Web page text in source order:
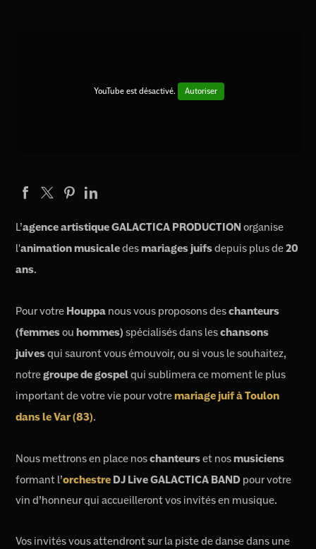
YouTube est désactivé. Autoriser
L’agence artistique GALACTICA PRODUCTION organise
l'animation musicaledesmariages juifsdepuis plus de20
ans.
Pour votre Houppa nous vous proposons deschanteurs
(femmesouhommes) spécialisés dans leschansons
juivesqui sauront vous émouvoir, ou si vous le souhaitez,
notregroupe de gospelqui sublimera ce moment le plus
important de votre vie pour votremariage juif à Toulon
dans le Var (83).
Nous mettrons en place noschanteurset nosmusiciens
formant l’orchestre DJ Live GALACTICA BAND pour votre
vin d’honneur qui accueilleront vos invités en musique.
Vos invités vous attendront sur la piste de danse dans une